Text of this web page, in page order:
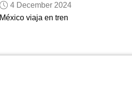
4 December 2024
México viaja en tren